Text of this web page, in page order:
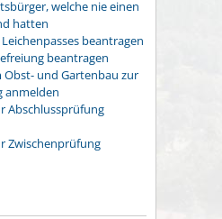
welche nie einen
hatten
beantragen
beantragen
Obst- und Gartenbau zur
anmelden
Abschlussprüfung
Zwischenprüfung